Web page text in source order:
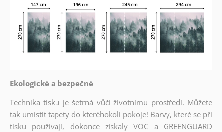
Ekologické a bezpečné
Technika tisku je šetrná vůči životnímu prostředí. Můžete
tak umístit tapety do kteréhokoli pokoje! Barvy, které se při
tisku používají, dokonce získaly VOC a GREENGUARD